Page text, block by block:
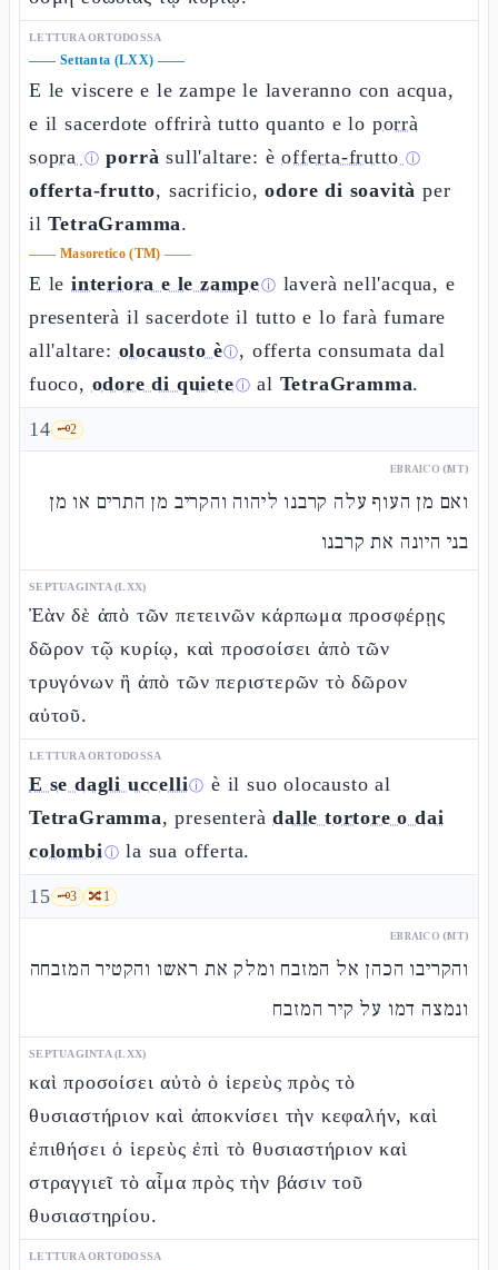
LETTURA ORTODOSSA
—— Settanta (LXX) ——
E le viscere e le zampe le laveranno con acqua,
e il sacerdote offrirà tutto quanto e lo porrà
sopra ⓘ porrà sull'altare: èofferta-frutto ⓘ
offerta-frutto, sacrificio,odore di soavità per
ilTetraGramma.
—— Masoretico (TM) ——
E le interiora e le zampeⓘ laverà nell'acqua, e
presenterà il sacerdote il tutto e lo farà fumare
all'altare: olocausto èⓘ, offerta consumata dal
fuoco, odore di quieteⓘ al TetraGramma.
14 🗝️2
EBRAICO (MT)
ואם מן העוף עלה קרבנו ליהוה והקריב מן התרים או מן
בני היונה את קרבנו
SEPTUAGINTA (LXX)
Ἐὰν δὲ ἀπὸ τῶν πετεινῶν κάρπωμα προσφέρῃς
δῶρον τῷ κυρίῳ, καὶ προσοίσει ἀπὸ τῶν
τρυγόνων ἢ ἀπὸ τῶν περιστερῶν τὸ δῶρον
αὐτοῦ.
LETTURA ORTODOSSA
E se dagli uccelliⓘ è il suo olocausto al
TetraGramma, presenteràdalle tortore o dai
colombiⓘ la sua offerta.
15 🗝️3 🔀1
EBRAICO (MT)
והקריבו הכהן אל המזבח ומלק את ראשו והקטיר המזבחה
ונמצה דמו על קיר המזבח
SEPTUAGINTA (LXX)
καὶ προσοίσει αὐτὸ ὁ ἱερεὺς πρὸς τὸ
θυσιαστήριον καὶ ἀποκνίσει τὴν κεφαλήν, καὶ
ἐπιθήσει ὁ ἱερεὺς ἐπὶ τὸ θυσιαστήριον καὶ
στραγγιεῖ τὸ αἷμα πρὸς τὴν βάσιν τοῦ
θυσιαστηρίου.
LETTURA ORTODOSSA